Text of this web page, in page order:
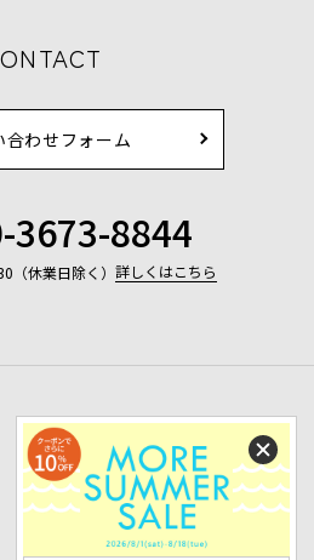
合わせフォーム
3673-8844
（休業日除く） 詳しくはこちら